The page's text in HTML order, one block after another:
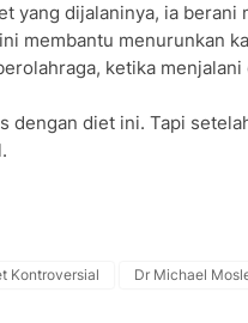
yang dijalaninya, ia berani
membantu menurunkan
ketika
dengan diet ini. Tapi
Kontroversial Dr Michael